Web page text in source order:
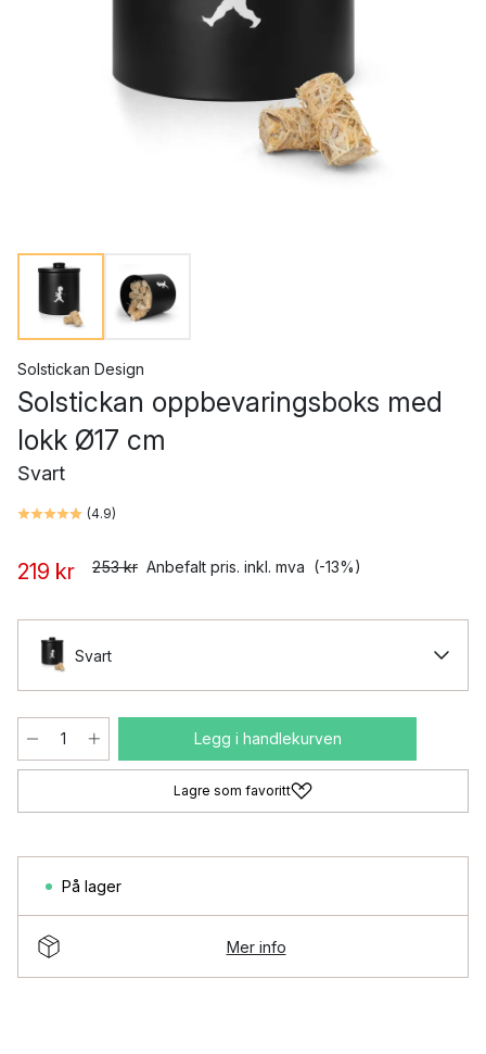
Solstickan Design
Solstickan oppbevaringsboks med
lokk Ø17 cm
Svart
(4.9)
219 kr 253 kr Anbefalt pris. inkl. mva (-13%)
Svart
Legg i handlekurven
Lagre som favoritt
På lager
Mer info